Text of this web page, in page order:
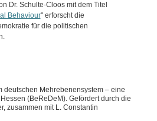
Dr. Schulte-Cloos mit dem Titel
Behaviour" erforscht die
für die politischen
Mehrebenensystem – eine
(BeReDeM). Gefördert durch die
zusammen mit L. Constantin